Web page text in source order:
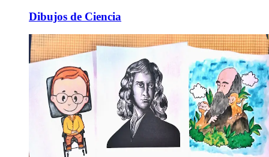
Dibujos de Ciencia